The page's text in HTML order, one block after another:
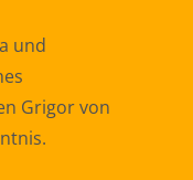
und
Grigor von